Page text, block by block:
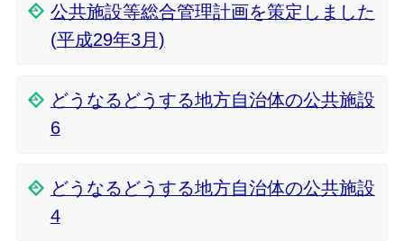
公共施設等総合管理計画を策定しました
(平成29年3月)
どうなるどうする地方自治体の公共施設
6
どうなるどうする地方自治体の公共施設
4